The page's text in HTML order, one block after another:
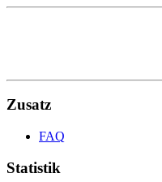
Zusatz
FAQ
Statistik